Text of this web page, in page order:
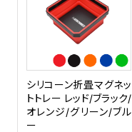
シリコーン折畳マグネッ
トトレー レッド/ブラック/
オレンジ/グリーン/ブル
ー